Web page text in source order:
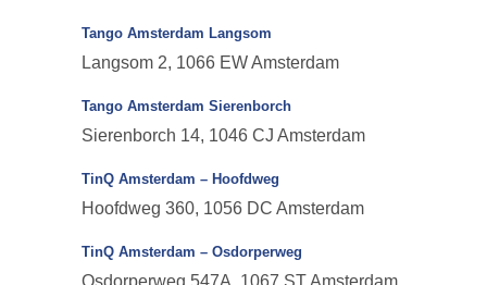
Tango Amsterdam Langsom
Langsom 2, 1066 EW Amsterdam
Tango Amsterdam Sierenborch
Sierenborch 14, 1046 CJ Amsterdam
TinQ Amsterdam – Hoofdweg
Hoofdweg 360, 1056 DC Amsterdam
TinQ Amsterdam – Osdorperweg
Osdorperweg 547A, 1067 ST Amsterdam